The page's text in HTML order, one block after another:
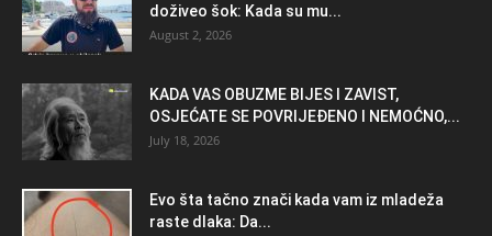
doživeo šok: Kada su mu...
August 2, 2026
KADA VAS OBUZME BIJES I ZAVIST,
OSJEĆATE SE POVRIJEĐENO I NEMOĆNO,...
July 18, 2026
Evo šta tačno znači kada vam iz mladeža
raste dlaka: Da...